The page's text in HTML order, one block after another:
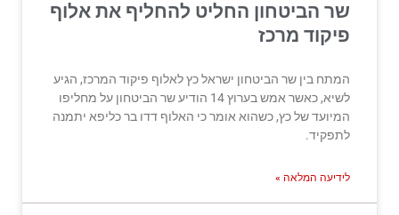
שר הביטחון החליט להחליף את אלוף
פיקוד מרכז
המתח בין שר הביטחון ישראל כץ לאלוף פיקוד המרכז, הגיע
לשיא, כאשר אמש בערוץ 14 הודיע שר הביטחון על מחליפו
המיועד של כץ, כשהוא אומר כי האלוף דדו בר כליפא יתמנה
לתפקיד.
לידיעה המלאה »